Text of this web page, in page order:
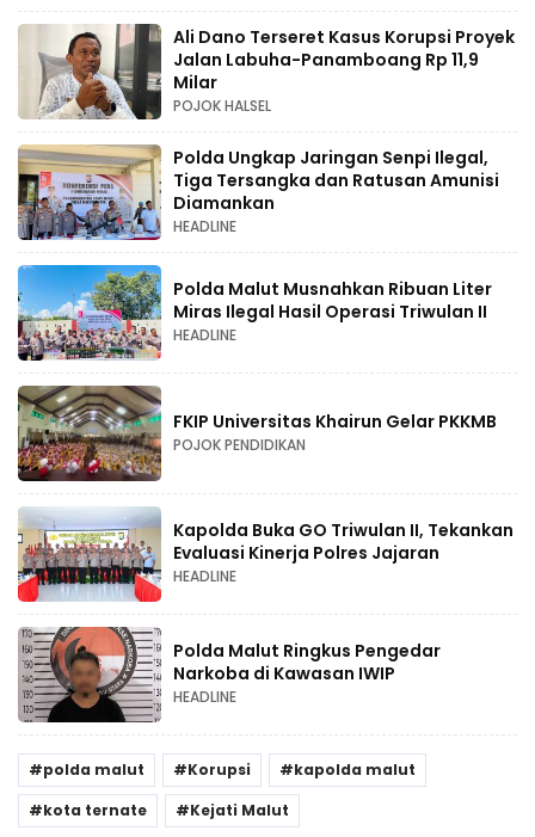
Ali Dano Terseret Kasus Korupsi Proyek
Jalan Labuha-Panamboang Rp 11,9
Milar
POJOK HALSEL
Polda Ungkap Jaringan Senpi Ilegal,
Tiga Tersangka dan Ratusan Amunisi
Diamankan
HEADLINE
Polda Malut Musnahkan Ribuan Liter
Miras Ilegal Hasil Operasi Triwulan II
HEADLINE
FKIP Universitas Khairun Gelar PKKMB
POJOK PENDIDIKAN
Kapolda Buka GO Triwulan II, Tekankan
Evaluasi Kinerja Polres Jajaran
HEADLINE
Polda Malut Ringkus Pengedar
Narkoba di Kawasan IWIP
HEADLINE
polda malut Korupsi
kapolda malut
kota ternate
Kejati Malut